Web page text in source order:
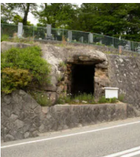
西村勇人
Mounds 2024–25
ヴォイスギャラリー(MATSUO
MEGUMI + VOICE GALLERY
pfs/w)